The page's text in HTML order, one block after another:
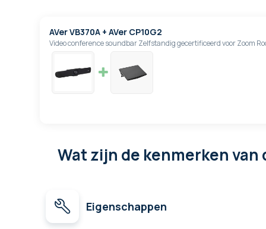
AVer VB370A + AVer CP10G2
Video conference soundbar Zelfstandig gecertificeerd voor Zoom
Wat zijn de kenmerkenvan
Eigenschappen